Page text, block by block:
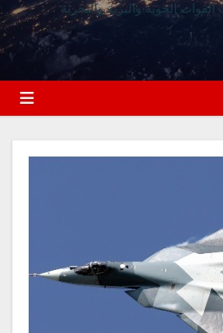
الجوية والبرية والبحرية